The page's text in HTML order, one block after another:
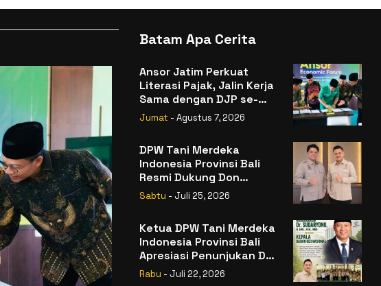
Batam Apa Cerita
Ansor Jatim Perkuat
Literasi Pajak, Jalin Kerja
Sama dengan DJP se-
Jatim
Jumat - Agustus 7, 2026
DPW Tani Merdeka
Indonesia Provinsi Bali
Resmi Dukung Don
Muzakir Mengisi Jabatan
Wakil Menteri Pertanian
Sabtu - Juli 25, 2026
Ketua DPW Tani Merdeka
Indonesia Provinsi Bali
Apresiasi Penunjukan Dr.
Sudaryono sebagai
Kepala Badan Gizi
Rabu - Juli 22, 2026